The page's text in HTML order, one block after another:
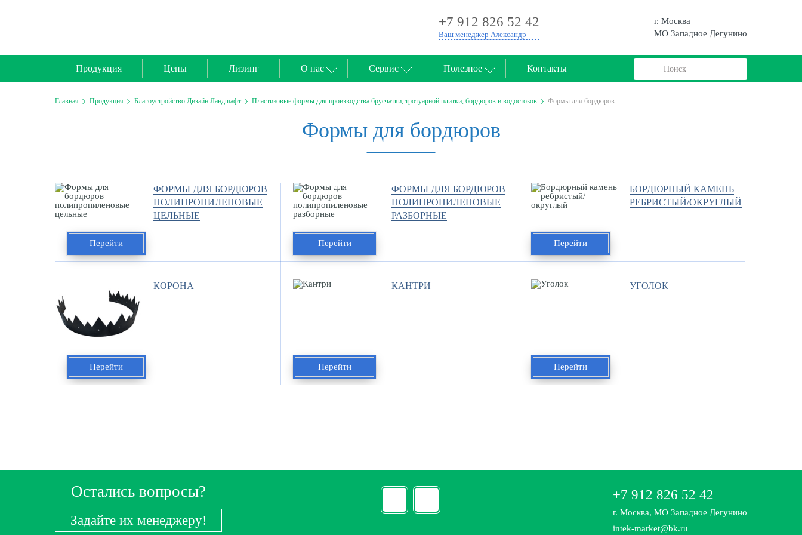
+7 912 826 52 42
Ваш менеджер Александр
г. Москва
МО Западное Дегунино
Продукция Цены Лизинг О нас Сервис Полезное Контакты
Главная Продукция Благоустройство Дизайн Ландшафт Пластиковые формы для производства брусчатки, тротуарной плитки, бордюров и водостоков Формы для бордюров
Формы для бордюров
ФОРМЫ ДЛЯ БОРДЮРОВ
ПОЛИПРОПИЛЕНОВЫЕ
ЦЕЛЬНЫЕ
Перейти
ФОРМЫ ДЛЯ БОРДЮРОВ
ПОЛИПРОПИЛЕНОВЫЕ
РАЗБОРНЫЕ
Перейти
БОРДЮРНЫЙ КАМЕНЬ
РЕБРИСТЫЙ/ОКРУГЛЫЙ
Перейти
КОРОНА
Перейти
КАНТРИ
Перейти
УГОЛОК
Перейти
Остались вопросы?
Задайте их менеджеру!
+7 912 826 52 42
г. Москва, МО Западное Дегунино
intek-market@bk.ru